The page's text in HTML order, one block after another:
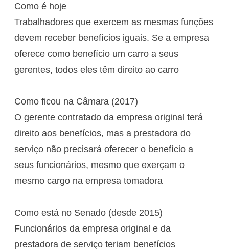
Como é hoje
Trabalhadores que exercem as mesmas funções
devem receber benefícios iguais. Se a empresa
oferece como benefício um carro a seus
gerentes, todos eles têm direito ao carro
Como ficou na Câmara (2017)
O gerente contratado da empresa original terá
direito aos benefícios, mas a prestadora do
serviço não precisará oferecer o benefício a
seus funcionários, mesmo que exerçam o
mesmo cargo na empresa tomadora
Como está no Senado (desde 2015)
Funcionários da empresa original e da
prestadora de serviço teriam benefícios